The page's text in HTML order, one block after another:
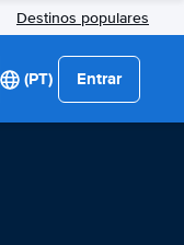
Destinos populares
(PT) Entrar